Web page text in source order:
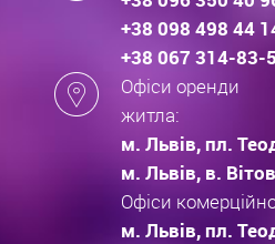
+38 098 498 44
+38 067 314-83-
Офіси оренди
житла:
м. Львів, пл.
м. Львів, в.
Офіси
м. Львів, пл.